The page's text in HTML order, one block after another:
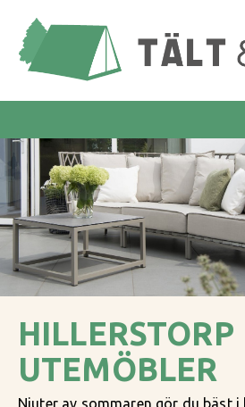
HILLERSTORP
UTEMÖBLER
Njuter av sommaren gör du bäst i